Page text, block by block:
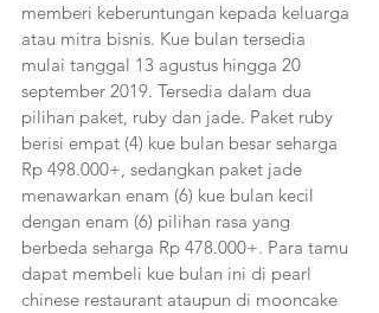
memberi keberuntungan kepada keluarga
atau mitra bisnis. Kue bulan tersedia
mulai tanggal 13 agustus hingga 20
september 2019. Tersedia dalam dua
pilihan paket, ruby dan jade. Paket ruby
berisi empat (4) kue bulan besar seharga
Rp 498.000+, sedangkan paket jade
menawarkan enam (6) kue bulan kecil
dengan enam (6) pilihan rasa yang
berbeda seharga Rp 478.000+. Para tamu
dapat membeli kue bulan ini di pearl
chinese restaurant ataupun di mooncake